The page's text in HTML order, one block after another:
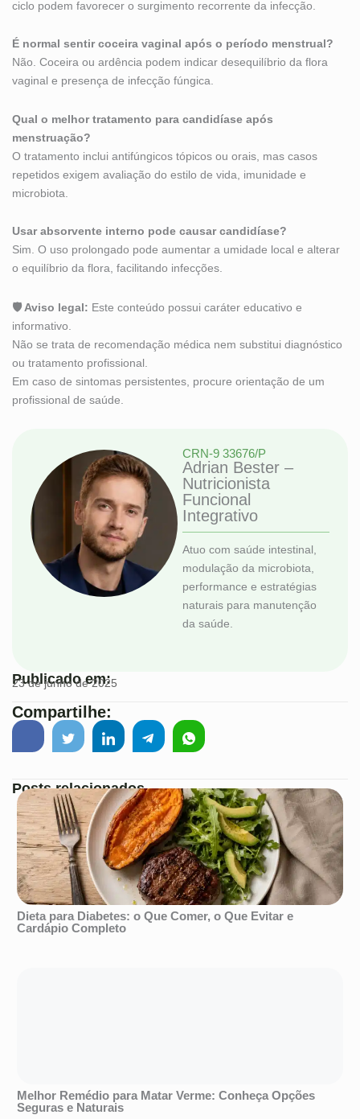
ciclo podem favorecer o surgimento recorrente da infecção.
É normal sentir coceira vaginal após o período menstrual?
Não. Coceira ou ardência podem indicar desequilíbrio da flora
vaginal e presença de infecção fúngica.
Qual o melhor tratamento para candidíase após
menstruação?
O tratamento inclui antifúngicos tópicos ou orais, mas casos
repetidos exigem avaliação do estilo de vida, imunidade e
microbiota.
Usar absorvente interno pode causar candidíase?
Sim. O uso prolongado pode aumentar a umidade local e alterar
o equilíbrio da flora, facilitando infecções.
🛡 Aviso legal: Este conteúdo possui caráter educativo e
informativo.
Não se trata de recomendação médica nem substitui diagnóstico
ou tratamento profissional.
Em caso de sintomas persistentes, procure orientação de um
profissional de saúde.
CRN-9 33676/P
Adrian Bester –
Nutricionista
Funcional
Integrativo
Atuo com saúde intestinal,
modulação da microbiota,
performance e estratégias
naturais para manutenção
da saúde.
Publicado em:
23 de junho de 2025
Compartilhe:
Posts relacionados
Dieta para Diabetes: o Que Comer, o Que Evitar e
Cardápio Completo
Melhor Remédio para Matar Verme: Conheça Opções
Seguras e Naturais